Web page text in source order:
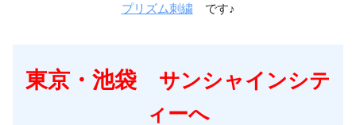
プリズム刺繍 です♪
東京・池袋 サンシャインシテ
ィーへ